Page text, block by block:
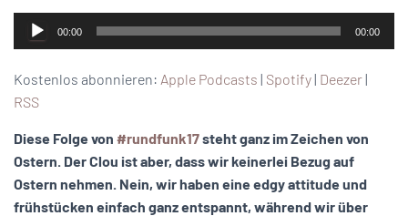
Audio-
Player
00:00 00:00
Kostenlos abonnieren: Apple Podcasts | Spotify| Deezer|
RSS
Diese Folge von #rundfunk17steht ganz im Zeichen von
Ostern. Der Clou ist aber, dass wir keinerlei Bezug auf
Ostern nehmen. Nein, wir haben eine edgy attitude und
frühstücken einfach ganz entspannt, während wir über